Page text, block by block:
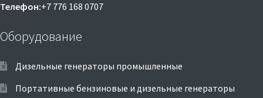
Телефон:+7 776 168 0707
Оборудование
Дизельные генераторы промышленные
Портативные бензиновые и дизельные генераторы